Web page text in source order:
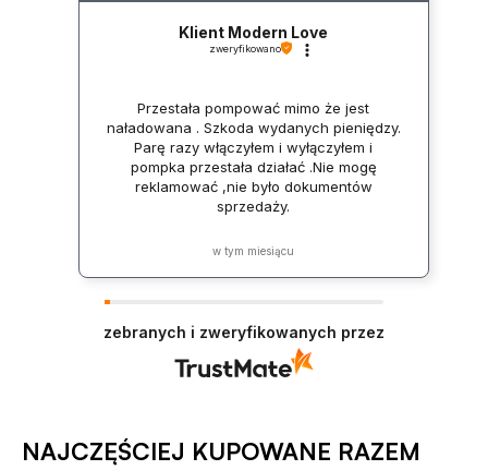
Klient Modern Love
zweryfikowano
Przestała pompować mimo że jest
naładowana . Szkoda wydanych pieniędzy.
Parę razy włączyłem i wyłączyłem i
pompka przestała działać .Nie mogę
reklamować ,nie było dokumentów
sprzedaży.
w tym miesiącu
zebranych i zweryfikowanych przez
NAJCZĘŚCIEJ KUPOWANE RAZEM